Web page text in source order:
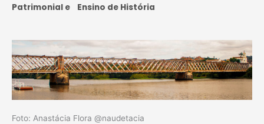
Patrimonial e Ensino de História
Foto: Anastácia Flora @naudetacia